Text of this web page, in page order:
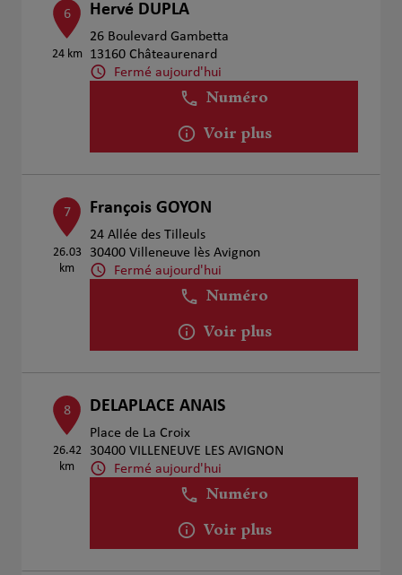
6
24 km
Hervé DUPLA
26 Boulevard Gambetta
13160 Châteaurenard
Fermé aujourd'hui
Numéro
Voir plus
7
26.03
km
François GOYON
24 Allée des Tilleuls
30400 Villeneuve lès Avignon
Fermé aujourd'hui
Numéro
Voir plus
8
26.42
km
DELAPLACE ANAIS
Place de La Croix
30400 VILLENEUVE LES AVIGNON
Fermé aujourd'hui
Numéro
Voir plus